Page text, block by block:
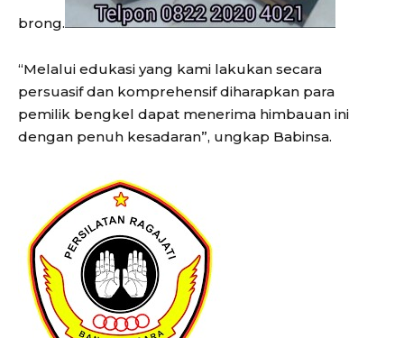
brong.
“Melalui edukasi yang kami lakukan secara
persuasif dan komprehensif diharapkan para
pemilik bengkel dapat menerima himbauan ini
dengan penuh kesadaran”, ungkap Babinsa.